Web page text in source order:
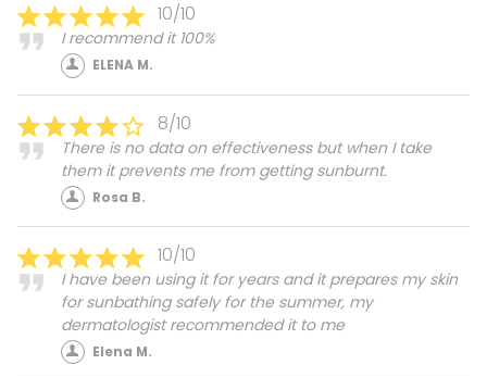
10/10
I recommend it 100%
ELENA M.
8/10
There is no data on effectiveness but when I take
them it prevents me from getting sunburnt.
Rosa B.
10/10
I have been using it for years and it prepares my skin
for sunbathing safely for the summer, my
dermatologist recommended it to me
Elena M.